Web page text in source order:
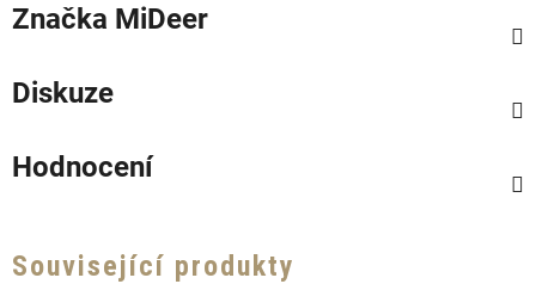
Značka MiDeer
Diskuze
Hodnocení
Související produkty